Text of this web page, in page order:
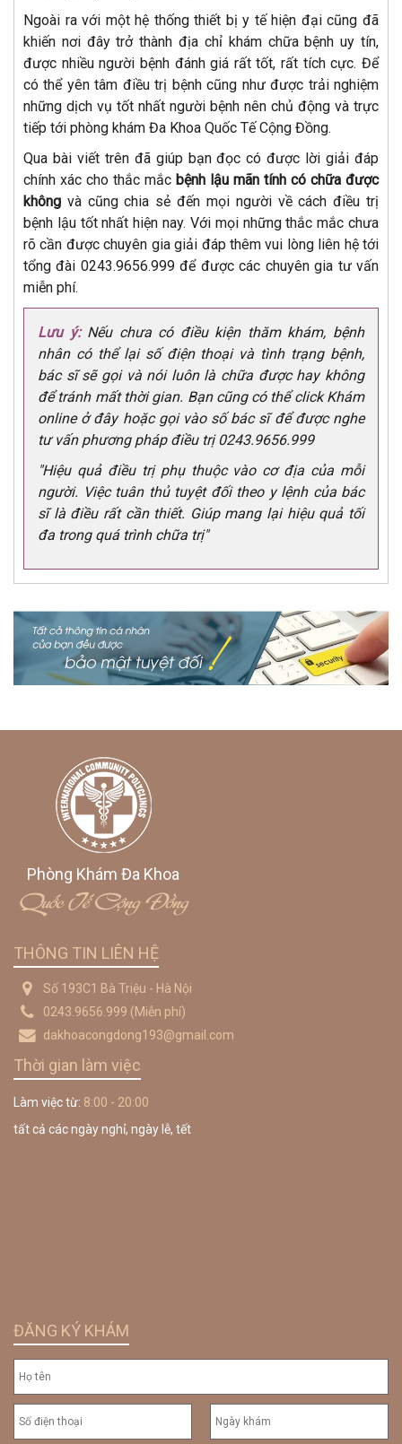
Ngoài ra với một hệ thống thiết bị y tế hiện đại cũng đã
khiến nơi đây trở thành địa chỉ khám chữa bệnh uy tín,
được nhiều người bệnh đánh giá rất tốt, rất tích cực. Để
có thể yên tâm điều trị bệnh cũng như được trải nghiệm
những dịch vụ tốt nhất người bệnh nên chủ động và trực
tiếp tới phòng khám Đa Khoa Quốc Tế Cộng Đồng.
Qua bài viết trên đã giúp bạn đọc có được lời giải đáp
chính xác cho thắc mắc bệnh lậu mãn tính có chữa được
không và cũng chia sẻ đến mọi người về cách điều trị
bệnh lậu tốt nhất hiện nay. Với mọi những thắc mắc chưa
rõ cần được chuyên gia giải đáp thêm vui lòng liên hệ tới
tổng đài 0243.9656.999 để được các chuyên gia tư vấn
miễn phí.
Lưu ý:Nếu chưa có điều kiện thăm khám, bệnh
nhân có thể lại số điện thoại và tình trạng bệnh,
bác sĩ sẽ gọi và nói luôn là chữa được hay không
để tránh mất thời gian. Bạn cũng có thể click Khám
online ở đây hoặc gọi vào số bác sĩ để được nghe
tư vấn phương pháp điều trị 0243.9656.999
"Hiệu quả điều trị phụ thuộc vào cơ địa của mỗi
người. Việc tuân thủ tuyệt đối theo y lệnh của bác
sĩ là điều rất cần thiết. Giúp mang lại hiệu quả tối
đa trong quá trình chữa trị"
Phòng Khám Đa Khoa
Quốc Tế Cộng Đồng
THÔNG TIN LIÊN HỆ
Số 193C1 Bà Triệu - Hà Nội
0243.9656.999 (Miễn phí)
dakhoacongdong193@gmail.com
Thời gian làm việc
Làm việc từ: 8:00 - 20:00
tất cả các ngày nghỉ, ngày lễ, tết
ĐĂNG KÝ KHÁM